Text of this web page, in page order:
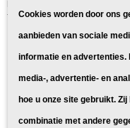
Toners
P1005
Cookies worden door ons
aanbieden van sociale
informatie en advertenties.
media-, advertentie- en
hoe u onze site gebruikt.
combinatie met andere